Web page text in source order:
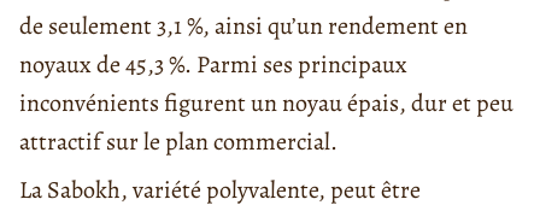
de seulement 3,1 %, ainsi qu’un rendement en
noyaux de 45,3 %. Parmi ses principaux
inconvénients figurent un noyau épais, dur et peu
attractif sur le plan commercial.
La Sabokh, variété polyvalente, peut être